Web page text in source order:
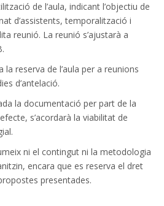
de l’aula, indicant l’objectiu de
d’assistents, temporalització i
reunió. La reunió s’ajustarà a
la reserva de l’aula per a reunions
d’antelació.
la documentació per part de la
s’acordarà la viabilitat de
ni el contingut ni la metodologia
encara que es reserva el dret
presentades.